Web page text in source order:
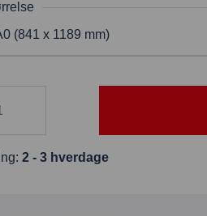
(841 x 1189 mm)
2 - 3 hverdage